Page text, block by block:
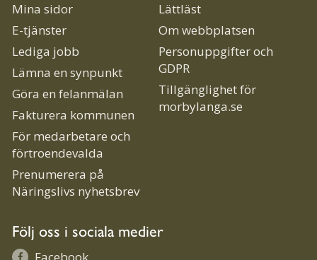
Mina sidor
E-tjänster
Lediga jobb
Lämna en synpunkt
Göra en felanmälan
Fakturera kommunen
För medarbetare och
förtroendevalda
Prenumerera på
Näringslivs nyhetsbrev
Lättläst
Om webbplatsen
Personuppgifter och
GDPR
Tillgänglighet för
morbylanga.se
Följ oss i sociala medier